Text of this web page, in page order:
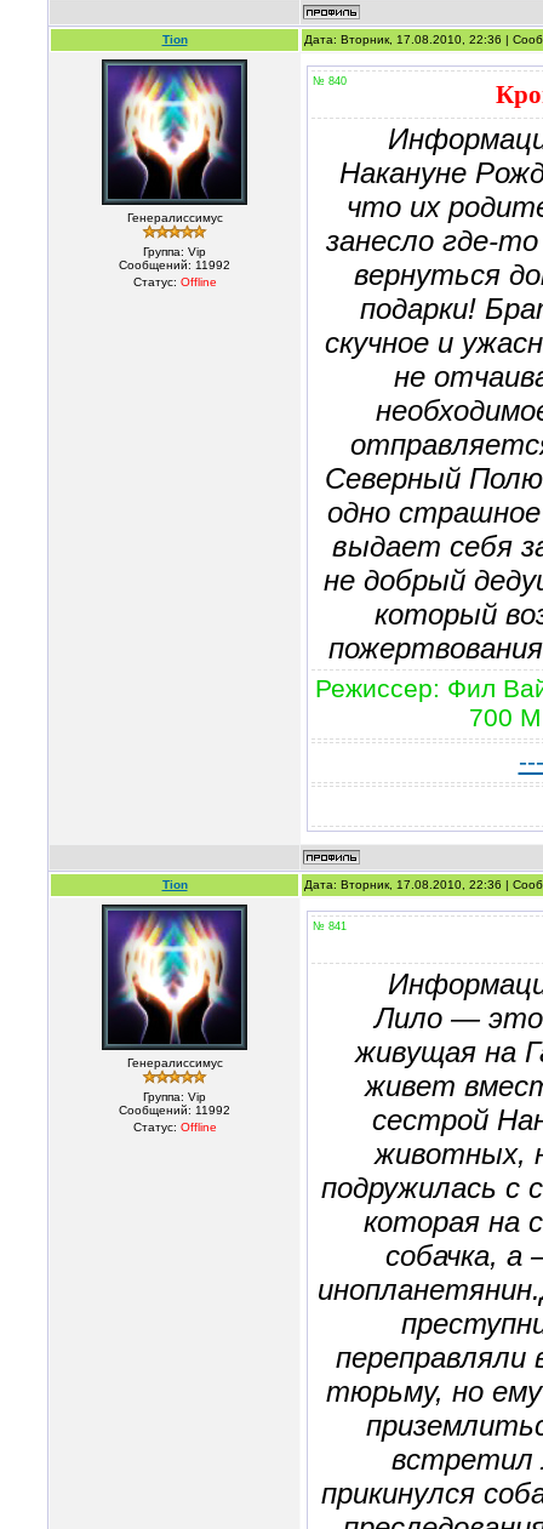
Tion Дата: Вторник, 17.08.2010, 22:36 |
Генералиссимус
Группа: Vip
Сообщений: 11992
Статус: Offline
№ 840
Накануне
что их
занесло где-
вернуться
подарки!
скучное и
не
Северный
одно
выдает себя
не добрый
который
Режиссер: Фил
700
Tion Дата: Вторник, 17.08.2010, 22:36 |
Генералиссимус
Группа: Vip
Сообщений: 11992
Статус: Offline
№ 841
Лило — это
живущая на
живет
сестрой
животных,
подружилась с
которая на
собачка, а
переправляли
тюрьму, но ему
прикинулся